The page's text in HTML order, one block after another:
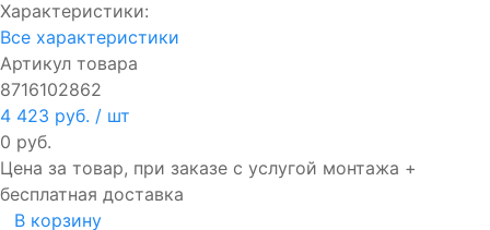
Характеристики:
Все характеристики
Артикул товара
8716102862
4 423 руб. / шт
0 руб.
Цена за товар, при заказе с услугой монтажа +
бесплатная доставка
В корзину